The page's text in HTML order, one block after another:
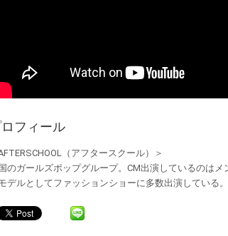
フィール
（アフタースクール）＞
のガールズポップグループ。CM出演しているのは
デルとしてファッションショーに多数出演している。